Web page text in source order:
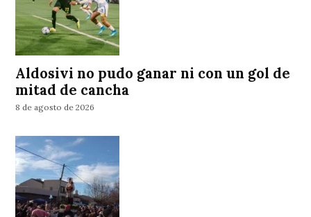
Aldosivi no pudo ganar ni con un gol de
mitad de cancha
8 de agosto de 2026